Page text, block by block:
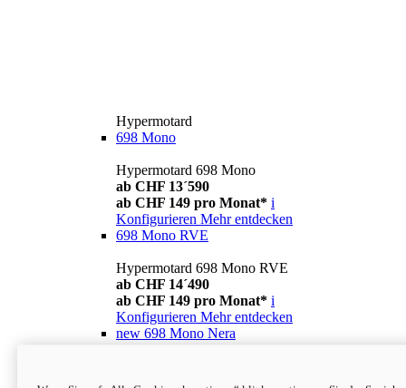
Hypermotard
698 Mono
Hypermotard 698 Mono
ab CHF 13´590
ab CHF 149 pro Monat* i
Konfigurieren Mehr entdecken
698 Mono RVE
Hypermotard 698 Mono RVE
ab CHF 14´490
ab CHF 149 pro Monat* i
Konfigurieren Mehr entdecken
new 698 Mono Nera
ab CHF 13´990